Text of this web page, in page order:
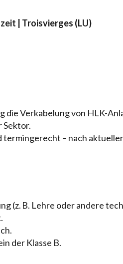
| Troisvierges (LU)
die Verkabelung von HLK-
Sektor.
termingerecht – nach
(z. B. Lehre oder andere
der Klasse B.